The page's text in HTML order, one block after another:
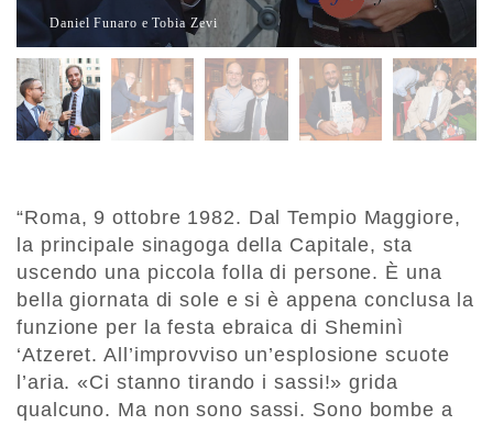
Daniel Funaro e Tobia Zevi
“Roma, 9 ottobre 1982. Dal Tempio Maggiore,
la principale sinagoga della Capitale, sta
uscendo una piccola folla di persone. È una
bella giornata di sole e si è appena conclusa la
funzione per la festa ebraica di Sheminì
‘Atzeret. All’improvviso un’esplosione scuote
l’aria. «Ci stanno tirando i sassi!» grida
qualcuno. Ma non sono sassi. Sono bombe a